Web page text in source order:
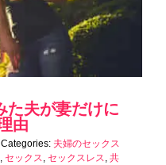
夫が妻だけに
由
Categories: 夫婦のセックス
, セックス, セックスレス, 共